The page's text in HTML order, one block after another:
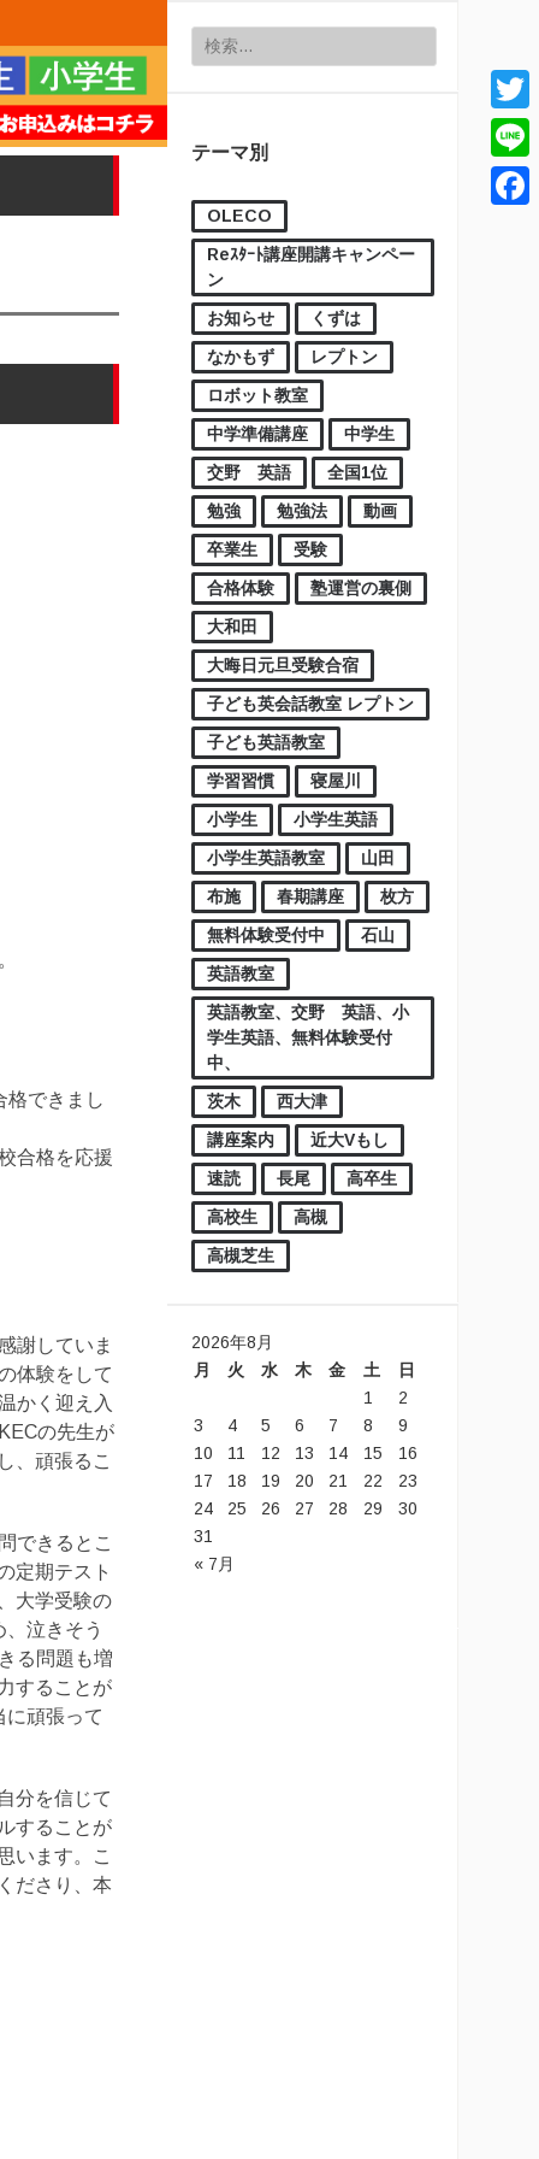
検索:
テーマ別
OLECO
Reｽﾀｰﾄ講座開講キャンペー
ン
お知らせ
くずは
なかもず
レプトン
ロボット教室
中学準備講座
中学生
交野 英語
全国1位
勉強
勉強法
動画
卒業生
受験
合格体験
塾運営の裏側
大和田
大晦日元旦受験合宿
子ども英会話教室 レプトン
子ども英語教室
学習習慣
寝屋川
小学生
小学生英語
小学生英語教室
山田
布施
春期講座
枚方
無料体験受付中
石山
英語教室
英語教室、交野 英語、小
学生英語、無料体験受付
中、
茨木
西大津
講座案内
近大Vもし
速読
長尾
高卒生
高校生
高槻
高槻芝生
2026年8月
月
火 水 木 金 土 日
« 7月
1
2
3
4 5 6 7 8
9
10
11 12 13 14 15
16
17
18 19 20 21 22
23
24
25 26 27 28 29
30
31
格できまし
合格を応援
謝していま
体験をして
かく迎え入
の先生が
、頑張るこ
できるとこ
定期テスト
大学受験の
泣きそう
る問題も増
することが
頑張って
分を信じて
することが
います。こ
ださり、本
Line